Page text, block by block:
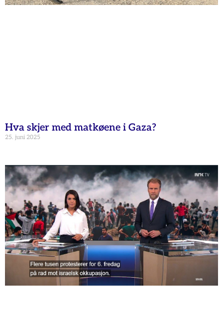
Hva skjer med matkøene i Gaza?
25. juni 2025